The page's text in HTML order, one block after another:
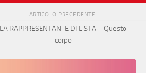
ARTICOLO PRECEDENTE
LA RAPPRESENTANTE DI LISTA – Questo
corpo